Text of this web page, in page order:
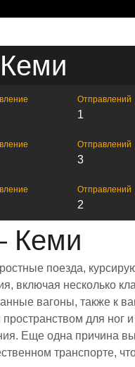
Отправлений
1
Отправлений
3
Отправлений
2
Кеми
поезда,
включая несколько
вагоны, также к
для ног
Еще одна причина
транспорте,